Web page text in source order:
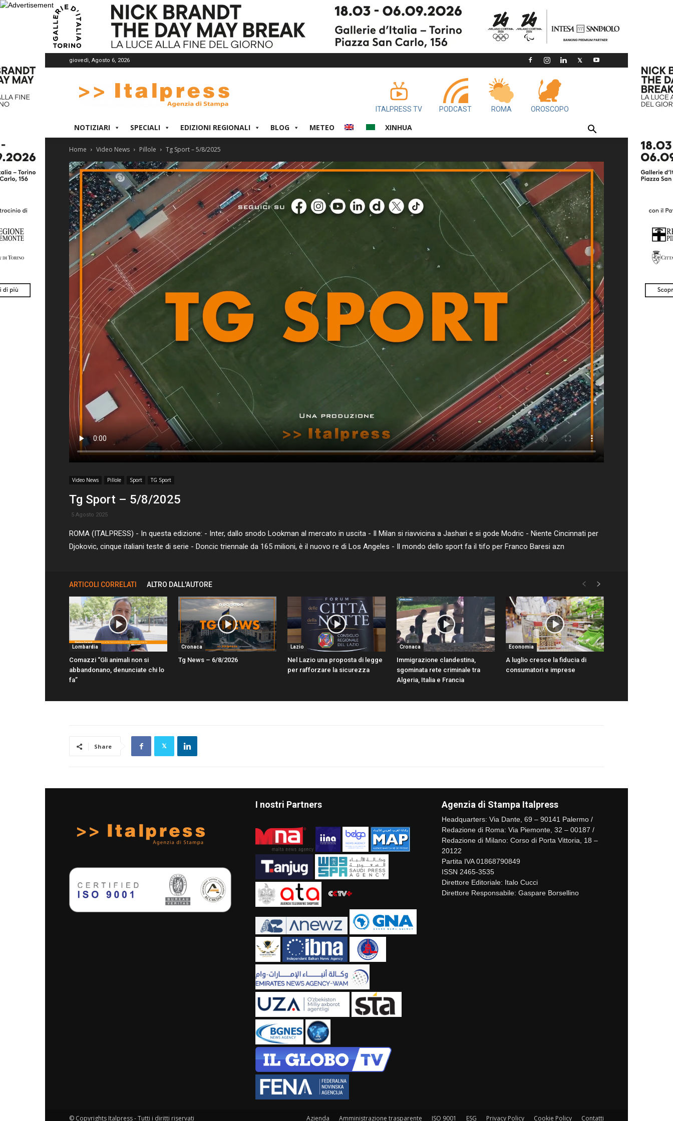
giovedì, Agosto 6, 2026
ITALPRESS TV PODCAST ROMA OROSCOPO
NOTIZIARI SPECIALI EDIZIONI REGIONALI BLOG METEO XINHUA
Home Video News Pillole Tg Sport – 5/8/2025
Video News Pillole Sport TG Sport
Tg Sport – 5/8/2025
5 Agosto 2025
ROMA (ITALPRESS) - In questa edizione: - Inter, dallo snodo Lookman al mercato in uscita - Il Milan si riavvicina a Jashari e si gode Modric - Niente Cincinnati per
Djokovic, cinque italiani teste di serie - Doncic triennale da 165 milioni, è il nuovo re di Los Angeles - Il mondo dello sport fa il tifo per Franco Baresi azn
ARTICOLI CORRELATI ALTRO DALL'AUTORE
Lombardia
Comazzi “Gli animali non si
abbandonano, denunciate chi lo
fa”
Cronaca
Tg News – 6/8/2026
Lazio
Nel Lazio una proposta di legge
per rafforzare la sicurezza
Cronaca
Immigrazione clandestina,
sgominata rete criminale tra
Algeria, Italia e Francia
Economia
A luglio cresce la fiducia di
consumatori e imprese
Share
I nostri Partners Agenzia di Stampa Italpress
Headquarters: Via Dante, 69 – 90141 Palermo /
Redazione di Roma: Via Piemonte, 32 – 00187 /
Redazione di Milano: Corso di Porta Vittoria, 18 –
20122
Partita IVA 01868790849
ISSN 2465-3535
Direttore Editoriale: Italo Cucci
Direttore Responsabile: Gaspare Borsellino
Azienda Amministrazione trasparente ISO 9001 ESG Privacy Policy Cookie Policy Contatti
© Copyrights Italpress - Tutti i diritti riservati